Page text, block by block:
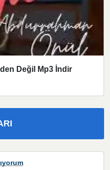
Değil Mp3 İndir